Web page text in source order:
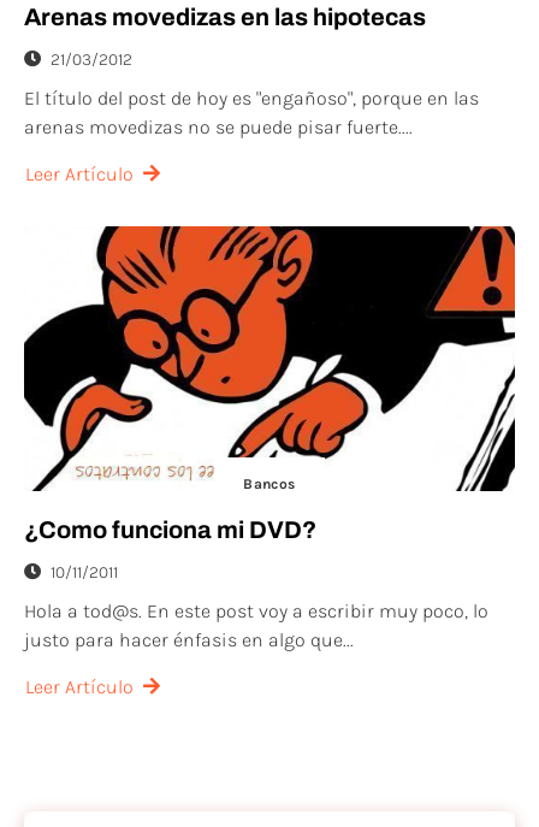
Arenas movedizas en las hipotecas
21/03/2012
El título del post de hoy es "engañoso", porque en las
arenas movedizas no se puede pisar fuerte....
Leer Artículo
Bancos
¿Como funciona mi DVD?
10/11/2011
Hola a tod@s. En este post voy a escribir muy poco, lo
justo para hacer énfasis en algo que...
Leer Artículo